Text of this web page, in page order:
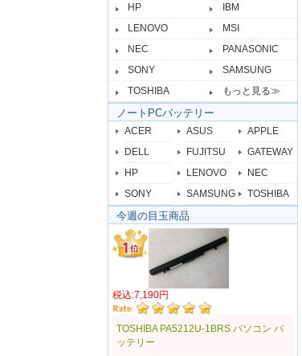
HP
IBM
LENOVO
MSI
NEC
PANASONIC
SONY
SAMSUNG
TOSHIBA
もっと見る≫
ノートPCバッテリー
ACER ASUS
APPLE
DELL
FUJITSU
GATEWAY
HP
LENOVO
NEC
SONY
SAMSUNG TOSHIBA
今週の目玉商品
税込:7,190円
TOSHIBA PA5212U-1BRS パソコン バ
ッテリー